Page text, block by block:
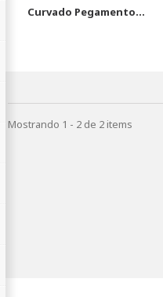
Curvado Pegamento...
Mostrando 1 - 2 de 2 items